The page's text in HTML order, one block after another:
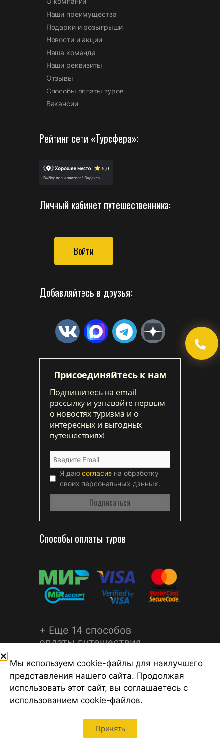
Наши преимущества
Подарки и розыгрыши
Новости и акции
Наша команда
Наши реквизиты
Отзывы
Способы оплаты туров
Вакансии
Рейтинг сети «Турсфера»:
Личный кабинет путешественника:
Войти
Добавляйтесь в друзья:
Присоединяйтесь к нам
Подпишитесь на email
рассылку и узнавайте первым
о новостях туризма и о
интересных и выгодных
путешествиях!
Я даю согласие на обработку
своих персональных данных.
Способы оплаты туров
+ Еще 14 способов
оплаты путешествия
©2026 Турагентство Турсфера - Поиск туров от надежных
Мы используем cookie-файлы для наилучшего
представления нашего сайта. Продолжая
использовать этот сайт, вы соглашаетесь с
использованием cookie-файлов.
Принять